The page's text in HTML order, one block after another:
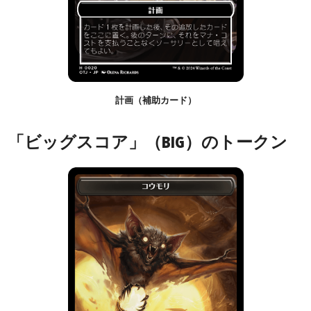
計画（補助カード）
「ビッグスコア」（BIG）のトークン